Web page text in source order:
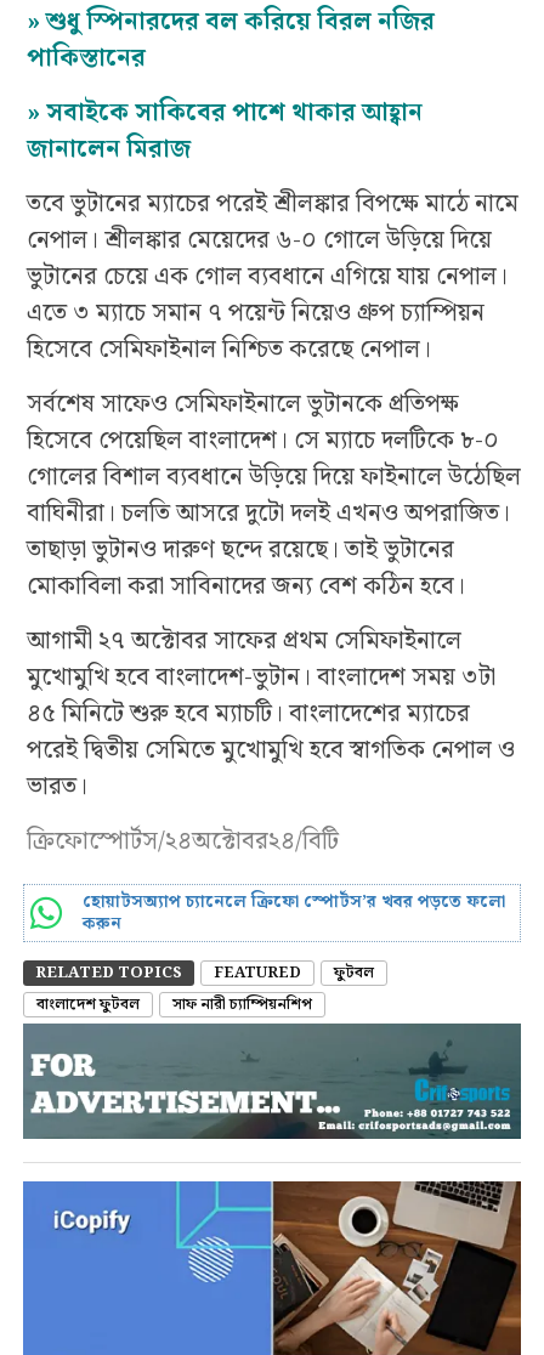
»শুধু স্পিনারদের বল করিয়ে বিরল নজির
পাকিস্তানের
»সবাইকে সাকিবের পাশে থাকার আহ্বান
জানালেন মিরাজ
তবে ভুটানের ম্যাচের পরেই শ্রীলঙ্কার বিপক্ষে মাঠে নামে
নেপাল। শ্রীলঙ্কার মেয়েদের ৬-০ গোলে উড়িয়ে দিয়ে
ভুটানের চেয়ে এক গোল ব্যবধানে এগিয়ে যায় নেপাল।
এতে ৩ ম্যাচে সমান ৭ পয়েন্ট নিয়েও গ্রুপ চ্যাম্পিয়ন
হিসেবে সেমিফাইনাল নিশ্চিত করেছে নেপাল।
সর্বশেষ সাফেও সেমিফাইনালে ভুটানকে প্রতিপক্ষ
হিসেবে পেয়েছিল বাংলাদেশ। সে ম্যাচে দলটিকে ৮-০
গোলের বিশাল ব্যবধানে উড়িয়ে দিয়ে ফাইনালে উঠেছিল
বাঘিনীরা। চলতি আসরে দুটো দলই এখনও অপরাজিত।
তাছাড়া ভুটানও দারুণ ছন্দে রয়েছে। তাই ভুটানের
মোকাবিলা করা সাবিনাদের জন্য বেশ কঠিন হবে।
আগামী ২৭ অক্টোবর সাফের প্রথম সেমিফাইনালে
মুখোমুখি হবে বাংলাদেশ-ভুটান। বাংলাদেশ সময় ৩টা
৪৫ মিনিটে শুরু হবে ম্যাচটি। বাংলাদেশের ম্যাচের
পরেই দ্বিতীয় সেমিতে মুখোমুখি হবে স্বাগতিক নেপাল ও
ভারত।
ক্রিফোস্পোর্টস/২৪অক্টোবর২৪/বিটি
হোয়াটসঅ্যাপ চ্যানেলে ক্রিফো স্পোর্টস’র খবর পড়তে ফলো
করুন
RELATED TOPICS FEATURED
ফুটবল
বাংলাদেশ ফুটবল
সাফ নারী চ্যাম্পিয়নশিপ